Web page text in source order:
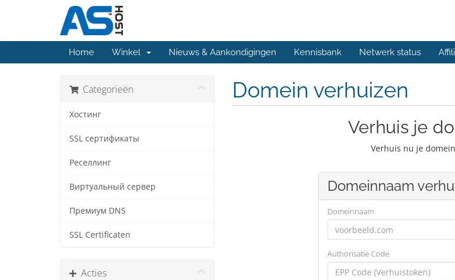
Home Winkel Nieuws & Aankondigingen Kennisbank Netwerk status
Categorieën
Хостинг
SSL сертификаты
Реселлинг
Виртуальный сервер
Премиум DNS
SSL Certificaten
Acties
Domein verhuizen
Verhuis je
Verhuis nu je
Domeinnaam
Domeinnaam
Authorisatie Code